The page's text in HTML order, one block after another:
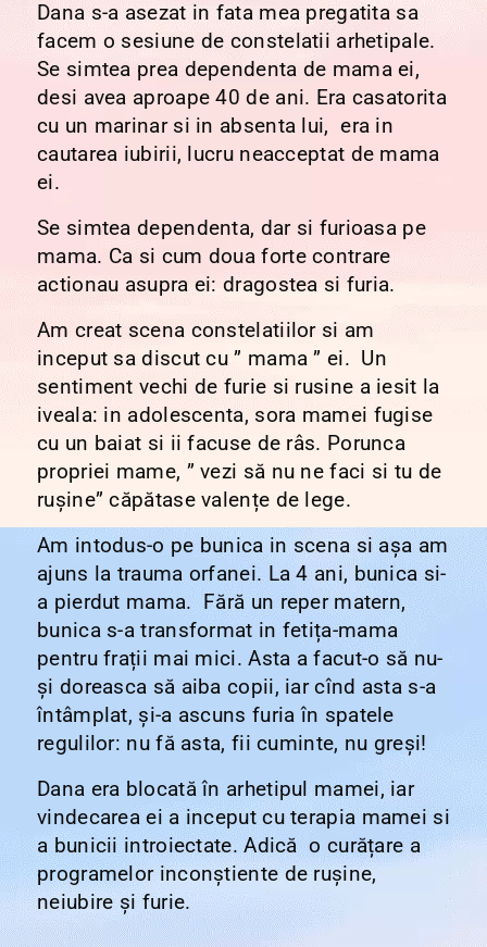
Dana s-a asezat in fata mea pregatita sa
facem o sesiune de constelatii arhetipale.
Se simtea prea dependenta de mama ei,
desi avea aproape 40 de ani. Era casatorita
cu un marinar si in absenta lui, era in
cautarea iubirii, lucru neacceptat de mama
ei.
Se simtea dependenta, dar si furioasa pe
mama. Ca si cum doua forte contrare
actionau asupra ei: dragostea si furia.
Am creat scena constelatiilor si am
inceput sa discut cu ” mama ” ei. Un
sentiment vechi de furie si rusine a iesit la
iveala: in adolescenta, sora mamei fugise
cu un baiat si ii facuse de râs. Porunca
propriei mame, ” vezi să nu ne faci si tu de
rușine” căpătase valențe de lege.
Am intodus-o pe bunica in scena si așa am
ajuns la trauma orfanei. La 4 ani, bunica si-
a pierdut mama. Fără un reper matern,
bunica s-a transformat in fetița-mama
pentru frații mai mici. Asta a facut-o să nu-
și doreasca să aiba copii, iar cînd asta s-a
întâmplat, și-a ascuns furia în spatele
regulilor: nu fă asta, fii cuminte, nu greși!
Dana era blocată în arhetipul mamei, iar
vindecarea ei a inceput cu terapia mamei si
a bunicii introiectate. Adică o curățare a
programelor inconștiente de rușine,
neiubire și furie.